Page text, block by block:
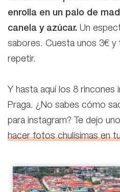
enrolla en un palo de
canela y azúcar. Un
sabores. Cuesta unos 3€ y
repetir.
Y hasta aquí los 8 rincones
Praga. ¿No sabes cómo
para instagram? Te dejo
hacer fotos chulísimas en